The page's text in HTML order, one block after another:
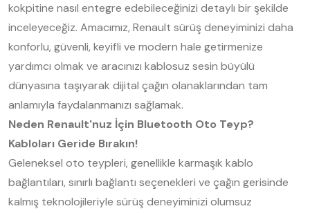
kokpitine nasıl entegre edebileceğinizi detaylı bir şekilde
inceleyeceğiz. Amacımız, Renault sürüş deneyiminizi daha
konforlu, güvenli, keyifli ve modern hale getirmenize
yardımcı olmak ve aracınızı kablosuz sesin büyülü
dünyasına taşıyarak dijital çağın olanaklarından tam
anlamıyla faydalanmanızı sağlamak.
Neden Renault'nuz İçin Bluetooth Oto Teyp?
Kabloları Geride Bırakın!
Geleneksel oto teypleri, genellikle karmaşık kablo
bağlantıları, sınırlı bağlantı seçenekleri ve çağın gerisinde
kalmış teknolojileriyle sürüş deneyiminizi olumsuz